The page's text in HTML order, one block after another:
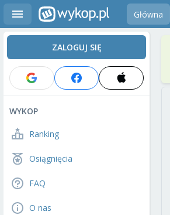
Główna
ZALOGUJ SIĘ
WYKOP
Ranking
Osiągnięcia
FAQ
O nas